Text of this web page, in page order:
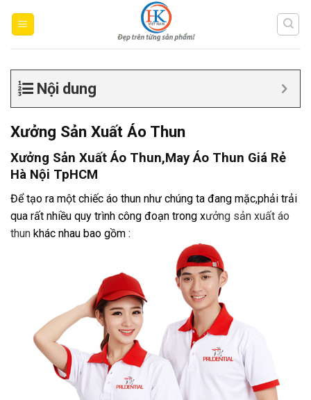
Nội dung
Xưởng Sản Xuất Áo Thun
Xưởng Sản Xuất Áo Thun,May Áo Thun Giá Rẻ
Hà Nội TpHCM
Để tạo ra một chiếc áo thun như chúng ta đang mặc,phải trải
qua rất nhiều quy trình công đoạn trong xưởng sản xuất áo
thun khác nhau bao gồm :